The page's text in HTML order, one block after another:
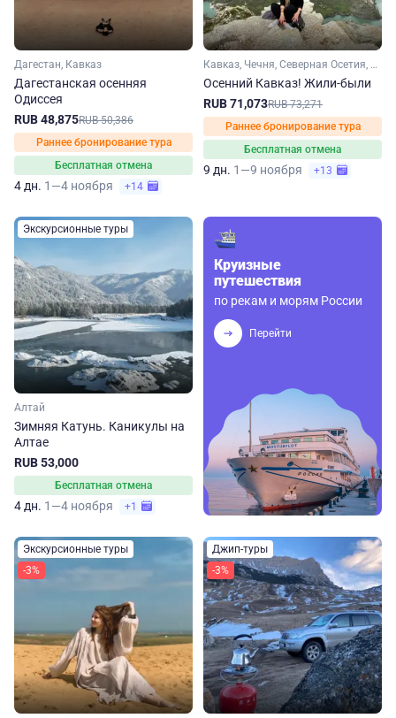
Дагестан, Кавказ
Дагестанская осенняя
Одиссея
RUB 48,875RUB 50,386
Раннее бронирование тура
Бесплатная отмена
4 дн. 1—4 ноября +14
Кавказ, Чечня, Северная Осетия, Дагестан
Осенний Кавказ! Жили-были
RUB 71,073RUB 73,271
Раннее бронирование тура
Бесплатная отмена
9 дн. 1—9 ноября +13
Экскурсионные туры
Алтай
Зимняя Катунь. Каникулы на
Алтае
RUB 53,000
Бесплатная отмена
4 дн. 1—4 ноября +1
Круизные
путешествия
по рекам и морям России
Перейти
Экскурсионные туры
-3%
Джип-туры
-3%